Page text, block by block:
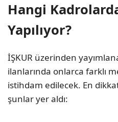
Hangi
Yapılıyor?
İŞKUR üzerinden
ilanlarında onlarca farklı
istihdam edilecek. En
şunlar yer aldı: